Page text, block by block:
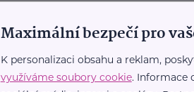
Maximální bezpečí pro
K personalizaci obsahu a reklam,
využíváme soubory cookie. Informace